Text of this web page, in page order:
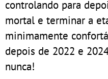
controlando para
mortal e terminar a
minimamente
depois de 2022 e
nunca!